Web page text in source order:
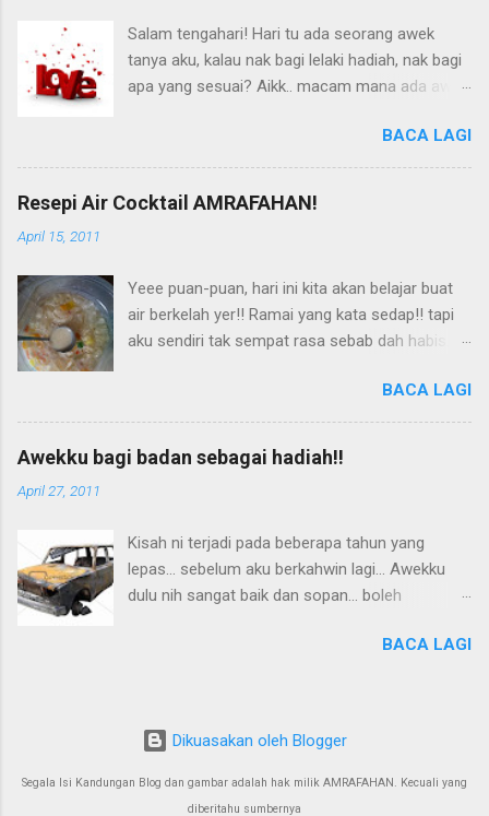
Salam tengahari! Hari tu ada seorang awek
tanya aku, kalau nak bagi lelaki hadiah, nak bagi
apa yang sesuai? Aikk.. macam mana ada awek
tolong sepupu aku berniaga.. ada laa awek cun
ni nak beli towel kat gerai aku ni.. lepas tu dia
tanya laa aku... Ermm... entah?! Aku pun jawab
pendapat aku ni, lelaki suka hadiah yang boleh
digunakan hari-hari atau pun kerap dan tahan
lama.. Kalau frame gambar erkk.. yang digital
gambar pasangan atau pun berdua kot.. Bunga
tak sesuai kot,
BACA LAGI
Resepi Air Cocktail AMRAFAHAN!
April 15, 2011
Yeee puan-puan, hari ini kita akan belajar buat
air berkelah yer!! Ramai yang kata sedap!! tapi
aku sendiri tak sempat rasa sebab dah habis...
mulakan yer... Err.. letak gambar dulu laa...
Gambar ni sempat ambil kat rumah, masa
berkelah tak sempat dah!
BACA LAGI
Awekku bagi badan sebagai hadiah!!
April 27, 2011
Kisah ni terjadi pada beberapa tahun yang
lepas... sebelum aku berkahwin lagi... Awekku
dulu nih sangat baik dan sopan... boleh
Err..bukan dari ladang sawit atau ladang getah
kurang 3 bulan jer... Mungkin jodoh aku tak
panjang... tapi dalam tempoh 3 bulan tu,
kebetulan hari jadi aku nak dekat... dia tanya aku
apa hadiah yang aku nak? aku jawab tak kisah
BACA LAGI
Dikuasakan oleh Blogger
Segala Isi Kandungan Blog dan gambar adalah hak milik AMRAFAHAN. Kecuali yang
diberitahu sumbernya